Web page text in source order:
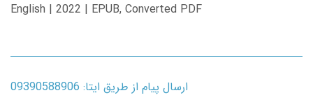
English | 2022 | EPUB, Converted PDF
ارسال پیام از طریق ایتا: 09390588906